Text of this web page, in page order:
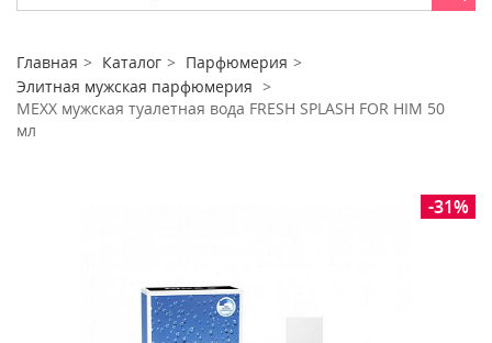
Главная Каталог
Парфюмерия
Элитная мужская парфюмерия
MEXX мужская туалетная вода FRESH SPLASH FOR HIM 50
мл
-31%